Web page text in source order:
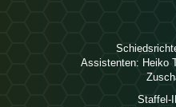
Assistenten: 
Staffel-